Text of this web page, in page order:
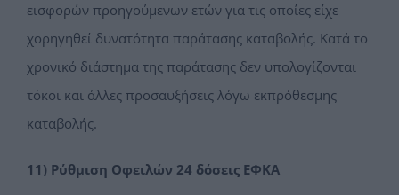
εισφορών προηγούμενων ετών για τις οποίες είχε
χορηγηθεί δυνατότητα παράτασης καταβολής. Κατά το
χρονικό διάστημα της παράτασης δεν υπολογίζονται
τόκοι και άλλες προσαυξήσεις λόγω εκπρόθεσμης
καταβολής.
11) Ρύθμιση Οφειλών 24 δόσεις ΕΦΚΑ